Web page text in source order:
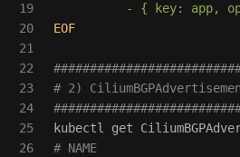
19
20
21
22
23
24
25
26
EOF
# 2)
# NAME